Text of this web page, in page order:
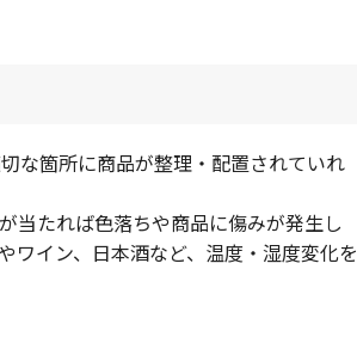
な箇所に商品が整理・配置されていれ
当たれば色落ちや商品に傷みが発生し
ワイン、日本酒など、温度・湿度変化を